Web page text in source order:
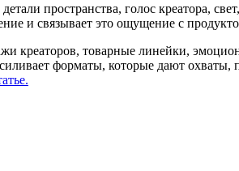
пространства, голос креатора,
и связывает это ощущение с
креаторов, товарные линейки,
форматы, которые дают охваты,